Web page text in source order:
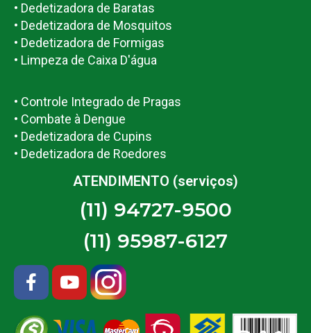
• Dedetizadora de Baratas
• Dedetizadora de Mosquitos
• Dedetizadora de Formigas
• Limpeza de Caixa D'água
• Controle Integrado de Pragas
• Combate à Dengue
• Dedetizadora de Cupins
• Dedetizadora de Roedores
ATENDIMENTO (serviços)
(11) 94727-9500
(11) 95987-6127